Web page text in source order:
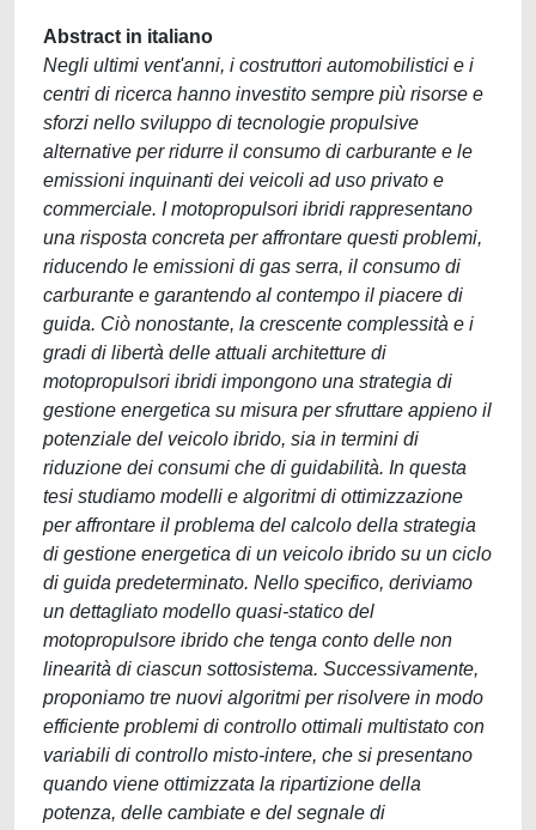
Abstract in italiano
Negli ultimi vent'anni, i costruttori automobilistici e i
centri di ricerca hanno investito sempre più risorse e
sforzi nello sviluppo di tecnologie propulsive
alternative per ridurre il consumo di carburante e le
emissioni inquinanti dei veicoli ad uso privato e
commerciale. I motopropulsori ibridi rappresentano
una risposta concreta per affrontare questi problemi,
riducendo le emissioni di gas serra, il consumo di
carburante e garantendo al contempo il piacere di
guida. Ciò nonostante, la crescente complessità e i
gradi di libertà delle attuali architetture di
motopropulsori ibridi impongono una strategia di
gestione energetica su misura per sfruttare appieno il
potenziale del veicolo ibrido, sia in termini di
riduzione dei consumi che di guidabilità. In questa
tesi studiamo modelli e algoritmi di ottimizzazione
per affrontare il problema del calcolo della strategia
di gestione energetica di un veicolo ibrido su un ciclo
di guida predeterminato. Nello specifico, deriviamo
un dettagliato modello quasi-statico del
motopropulsore ibrido che tenga conto delle non
linearità di ciascun sottosistema. Successivamente,
proponiamo tre nuovi algoritmi per risolvere in modo
efficiente problemi di controllo ottimali multistato con
variabili di controllo misto-intere, che si presentano
quando viene ottimizzata la ripartizione della
potenza, delle cambiate e del segnale di